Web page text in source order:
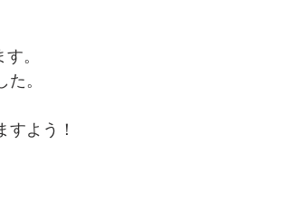
。
。
よう！